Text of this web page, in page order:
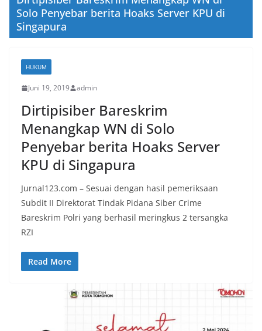
Solo Penyebar berita Hoaks Server KPU di
Singapura
HUKUM
Juni 19, 2019 admin
Dirtipisiber Bareskrim
Menangkap WN di Solo
Penyebar berita Hoaks Server
KPU di Singapura
Jurnal123.com – Sesuai dengan hasil pemeriksaan
Subdit II Direktorat Tindak Pidana Siber Crime
Bareskrim Polri yang berhasil meringkus 2 tersangka
RZI
Read More